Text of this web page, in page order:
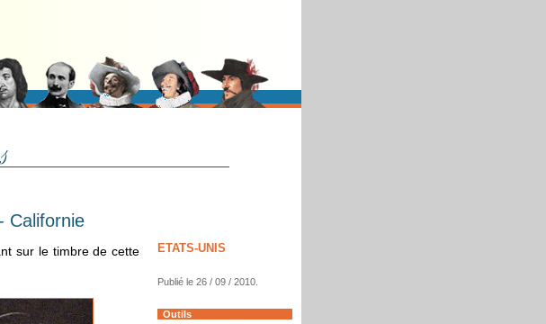
Californie
sur le timbre de cette
ETATS-UNIS
Publié le 26 / 09 / 2010.
Outils